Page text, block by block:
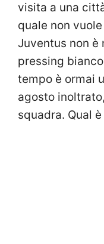
visita a una
quale non
Juventus non è
pressing
tempo è ormai
agosto
squadra. Qual